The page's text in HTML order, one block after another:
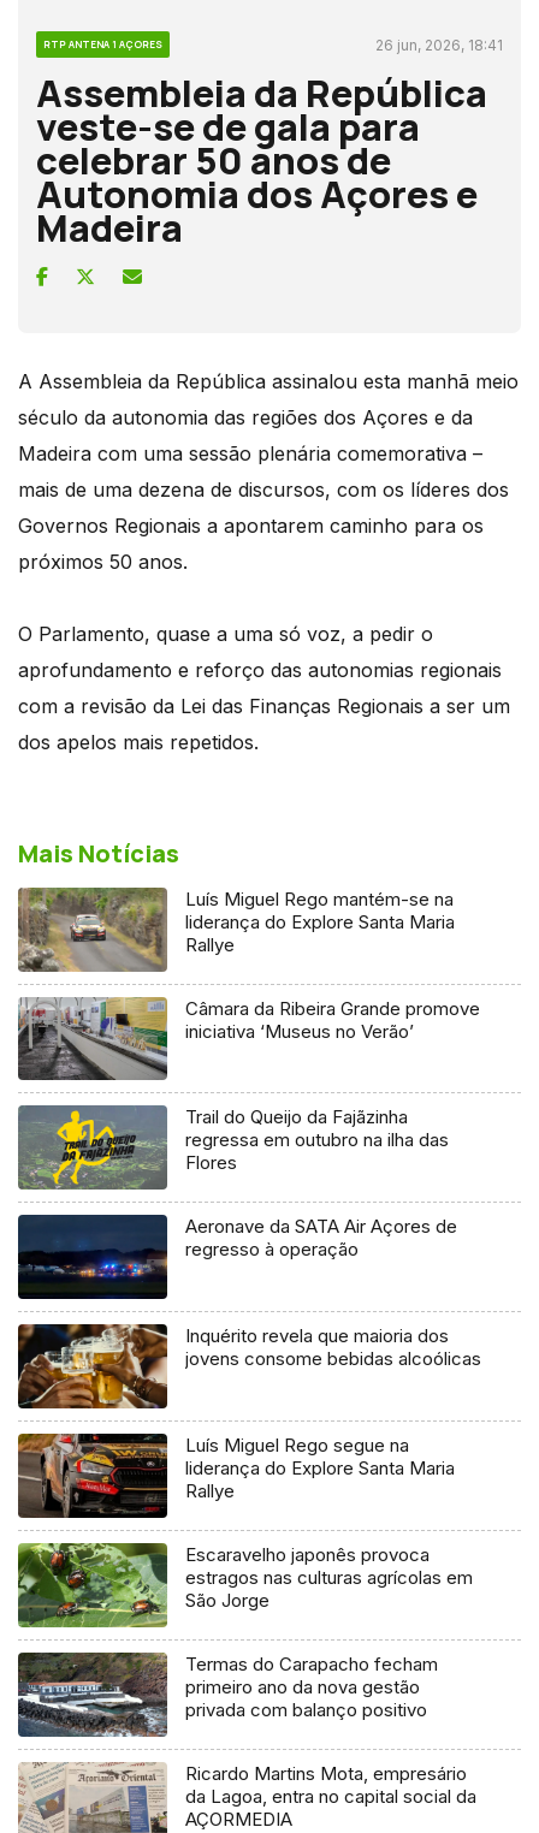
RTP ANTENA 1 AÇORES 26 jun, 2026, 18:41
Assembleia da República
veste-se de gala para
celebrar 50 anos de
Autonomia dos Açores e
Madeira
A Assembleia da República assinalou esta manhã meio
século da autonomia das regiões dos Açores e da
Madeira com uma sessão plenária comemorativa –
mais de uma dezena de discursos, com os líderes dos
Governos Regionais a apontarem caminho para os
próximos 50 anos.
O Parlamento, quase a uma só voz, a pedir o
aprofundamento e reforço das autonomias regionais
com a revisão da Lei das Finanças Regionais a ser um
dos apelos mais repetidos.
Mais Notícias
Luís Miguel Rego mantém-se na
liderança do Explore Santa Maria
Rallye
Câmara da Ribeira Grande promove
iniciativa ‘Museus no Verão’
Trail do Queijo da Fajãzinha
regressa em outubro na ilha das
Flores
Aeronave da SATA Air Açores de
regresso à operação
Inquérito revela que maioria dos
jovens consome bebidas alcoólicas
Luís Miguel Rego segue na
liderança do Explore Santa Maria
Rallye
Escaravelho japonês provoca
estragos nas culturas agrícolas em
São Jorge
Termas do Carapacho fecham
primeiro ano da nova gestão
privada com balanço positivo
Ricardo Martins Mota, empresário
da Lagoa, entra no capital social da
AÇORMEDIA